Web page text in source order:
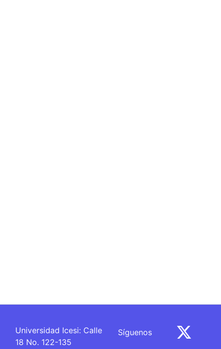
Universidad Icesi: Calle
18 No. 122-135